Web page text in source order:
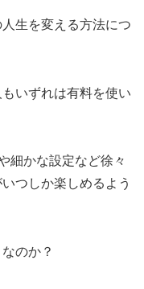
生を変える方法につ
いずれは有料を使い
細かな設定など徐々
つしか楽しめるよう
のか？